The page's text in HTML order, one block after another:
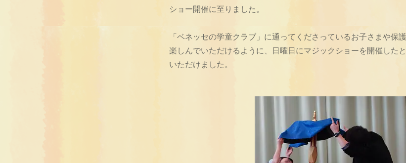
ショー開催に至りました。
「ベネッセの学童クラブ」に通ってくださっているお子さまや保
楽しんでいただけるように、日曜日にマジックショーを開催した
いただけました。